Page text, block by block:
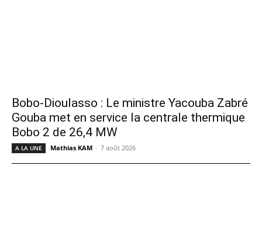
Bobo-Dioulasso : Le ministre Yacouba Zabré
Gouba met en service la centrale thermique
Bobo 2 de 26,4 MW
A LA UNE Mathias KAM - 7 août 2026